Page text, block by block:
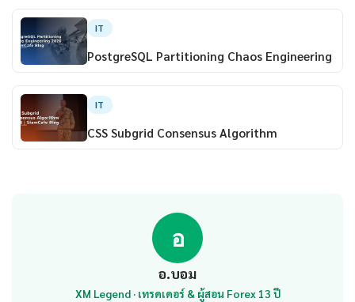
IT
PostgreSQL Partitioning Chaos Engineering
IT
CSS Subgrid Consensus Algorithm
อ
อ.บอม
XM Legend · เทรดเดอร์ & ผู้สอน Forex 13 ปี